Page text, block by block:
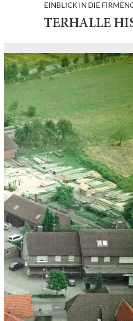
EINBLICK IN DIE
TERHALLE